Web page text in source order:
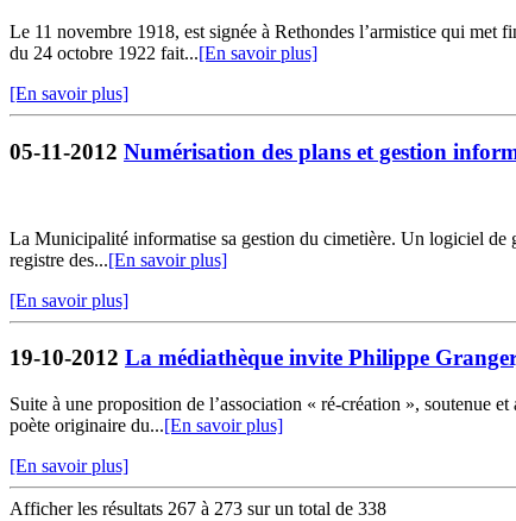
Le 11 novembre 1918, est signée à Rethondes l’armistice qui
du 24 octobre 1922 fait...[En savoir plus]
[En savoir plus]
05-11-2012 Numérisation des plans et gestion
La Municipalité informatise sa gestion du cimetière. Un logiciel de
registre des...[En savoir plus]
[En savoir plus]
19-10-2012 La médiathèque invite Philippe
Suite à une proposition de l’association « ré-création »,
poète originaire du...[En savoir plus]
[En savoir plus]
Afficher les résultats 267 à 273 sur un total de 338